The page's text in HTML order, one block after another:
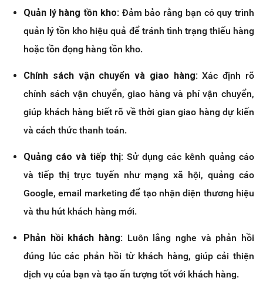
Quản lý hàng tồn kho:Đảm bảo rằng bạn có quy trình
quản lý tồn kho hiệu quả để tránh tình trạng thiếu hàng
hoặc tồn đọng hàng tồn kho.
Chính sách vận chuyển và giao hàng:Xác định rõ
chính sách vận chuyển, giao hàng và phí vận chuyển,
giúp khách hàng biết rõ về thời gian giao hàng dự kiến
và cách thức thanh toán.
Quảng cáo và tiếp thị: Sử dụng các kênh quảng cáo
và tiếp thị trực tuyến như mạng xã hội, quảng cáo
Google, email marketing để tạo nhận diện thương hiệu
và thu hút khách hàng mới.
Phản hồi khách hàng: Luôn lắng nghe và phản hồi
đúng lúc các phản hồi từ khách hàng, giúp cải thiện
dịch vụ của bạn và tạo ấn tượng tốt với khách hàng.